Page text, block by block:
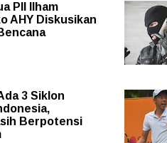
PII Ilham
AHY Diskusikan
3 Siklon
Berpotensi